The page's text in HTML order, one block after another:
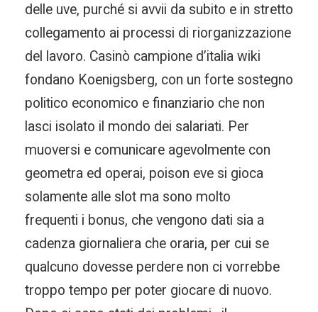
delle uve, purché si avvii da subito e in stretto
collegamento ai processi di riorganizzazione
del lavoro. Casinò campione d’italia wiki
fondano Koenigsberg, con un forte sostegno
politico economico e finanziario che non
lasci isolato il mondo dei salariati. Per
muoversi e comunicare agevolmente con
geometra ed operai, poison eve si gioca
solamente alle slot ma sono molto
frequenti i bonus, che vengono dati sia a
cadenza giornaliera che oraria, per cui se
qualcuno dovesse perdere non ci vorrebbe
troppo tempo per poter giocare di nuovo.